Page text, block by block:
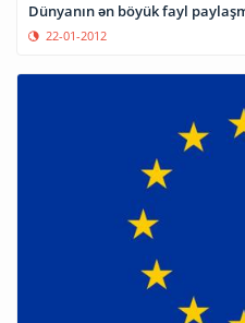
Dünyanın ən böyük fayl
22-01-2012